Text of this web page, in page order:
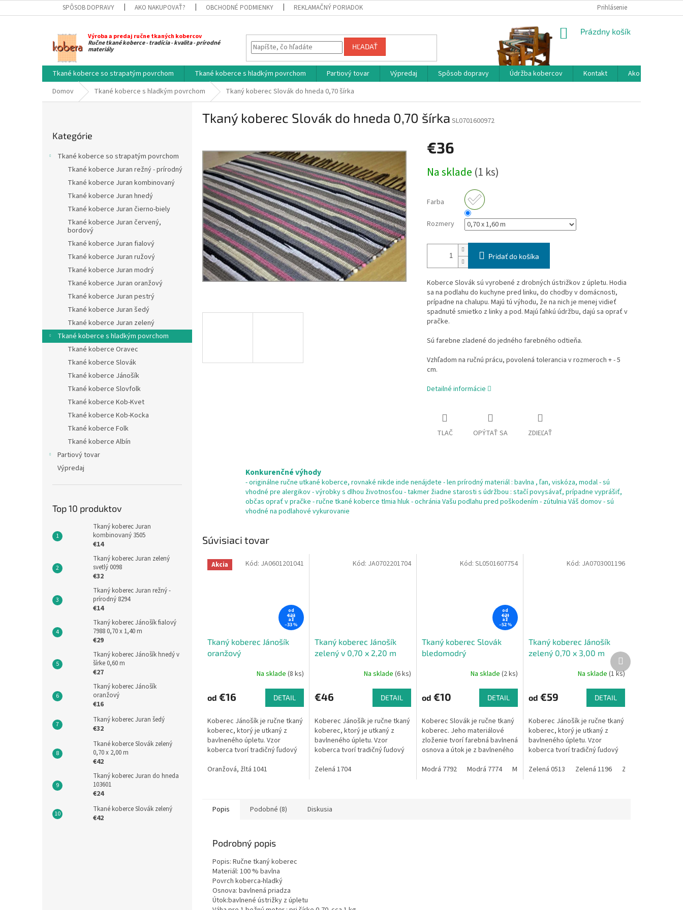
na
SPÔSOB DOPRAVY AKO NAKUPOVAŤ? OBCHODNÉ PODMIENKY REKLAMAČNÝ PORIADOK Prihlásenie
Výroba a predaj ručne tkaných kobercov
Ručne tkané koberce - tradícia - kvalita - prírodné
materiály HĽADAŤ
NÁKUPNÝ
Prázdny košík
Tkané koberce so strapatým povrchom Tkané koberce s hladkým povrchom Partiový tovar Výpredaj Spôsob dopravy Údržba kobercov Kontakt
Ako nakupovať?
Domov
Tkané koberce s hladkým povrchom Tkaný koberec Slovák do hneda 0,70 šírka
kategórie
Kategórie
Tkané koberce so strapatým povrchom
Tkané koberce Juran režný - prírodný
Tkané koberce Juran kombinovaný
Tkané koberce Juran hnedý
Tkané koberce Juran čierno-biely
Tkané koberce Juran červený,
bordový
Tkané koberce Juran fialový
Tkané koberce Juran ružový
Tkané koberce Juran modrý
Tkané koberce Juran oranžový
Tkané koberce Juran pestrý
Tkané koberce Juran šedý
Tkané koberce Juran zelený
Tkané koberce s hladkým povrchom
Tkané koberce Oravec
Tkané koberce Slovák
Tkané koberce Jánošík
Tkané koberce Slovfolk
Tkané koberce Kob-Kvet
Tkané koberce Kob-Kocka
Tkané koberce Folk
Tkané koberce Albín
Partiový tovar
Výpredaj
Top 10 produktov
Tkaný koberec Juran
kombinovaný 3505
€14
Tkaný koberec Juran zelený
svetlý 0098
€32
Tkaný koberec Juran režný -
prírodný 8294
€14
Tkaný koberec Jánošík fialový
7988 0,70 x 1,40 m
€29
Tkaný koberec Jánošík hnedý v
šírke 0,60 m
€27
Tkaný koberec Jánošík
oranžový
€16
Tkaný koberec Juran šedý
€32
Tkané koberce Slovák zelený
0,70 x 2,00 m
€42
Tkaný koberec Juran do hneda
103601
€24
Tkané koberce Slovák zelený
€42
Tkaný koberec Slovák do hneda 0,70 šírka SL0701600972
€36
cena:
Na sklade (1 ks)
Farba
Rozmery
Pridať do košíka
Koberce Slovák sú vyrobené z drobných ústrižkov z úpletu. Hodia
sa na podlahu do kuchyne pred linku, do chodby v domácnosti,
prípadne na chalupu. Majú tú výhodu, že na nich je menej vidieť
spadnuté smietko z linky a pod. Majú ľahkú údržbu, dajú sa oprať v
pračke.
Sú farebne zladené do jedného farebného odtieňa.
Vzhľadom na ručnú prácu, povolená tolerancia v rozmeroch + - 5
cm.
Detailné informácie
TLAČ OPÝTAŤ SA ZDIEĽAŤ
Konkurenčné výhody
- originálne ručne utkané koberce, rovnaké nikde inde nenájdete - len prírodný materiál : bavlna , ľan, viskóza, modal - sú
vhodné pre alergikov - výrobky s dlhou životnosťou - takmer žiadne starosti s údržbou : stačí povysávať, prípadne vyprášiť,
občas oprať v pračke - ručne tkané koberce tlmia hluk - ochránia Vašu podlahu pred poškodením - zútulnia Váš domov - sú
vhodné na podlahové vykurovanie
Súvisiaci tovar
Akcia
od
€23
až
–33 %
Tkaný koberec Jánošík
oranžový
Na sklade (8 ks)
od €16 DETAIL
Koberec Jánošík je ručne tkaný
koberec, ktorý je utkaný z
bavlneného úpletu. Vzor
koberca tvorí tradičný ľudový
celom Slovensku. Niekedy sa
Oranžová, žltá 1041
Kód: JA0601201041
Tkaný koberec Jánošík
zelený v 0,70 x 2,20 m
Na sklade (6 ks)
€46 DETAIL
Koberec Jánošík je ručne tkaný
koberec, ktorý je utkaný z
bavlneného úpletu. Vzor
koberca tvorí tradičný ľudový
celom Slovensku. Niekedy sa
Zelená 1704
Kód: JA0702201704
od
€21
až
–52 %
Tkaný koberec Slovák
bledomodrý
Na sklade(2 ks)
od €10 DETAIL
Koberec Slovák je ručne tkaný
koberec. Jeho materiálové
zloženie tvorí farebná bavlnená
osnova a útok je z bavlneného
zbytky z textilného podniku,
Modrá 7792 Modrá 7774 Modrá 7754 Modrá 7802 Modrá 7801
Kód:SL0501607754
Tkaný koberec Jánošík
zelený 0,70 x 3,00 m
Na sklade (1 ks)
od €59 DETAIL
Koberec Jánošík je ručne tkaný
koberec, ktorý je utkaný z
bavlneného úpletu. Vzor
koberca tvorí tradičný ľudový
celom Slovensku ,vtedy slúžil
Zelená 0513 Zelená 1196 Zelená 1699
Kód: JA0703001196
Ďalší
produkt
Popis Podobné (8) Diskusia
Podrobný popis
Popis: Ručne tkaný koberec
Materiál: 100 % bavlna
Povrch koberca-hladký
Osnova: bavlnená priadza
Útok:bavlnené ústrižky z úpletu